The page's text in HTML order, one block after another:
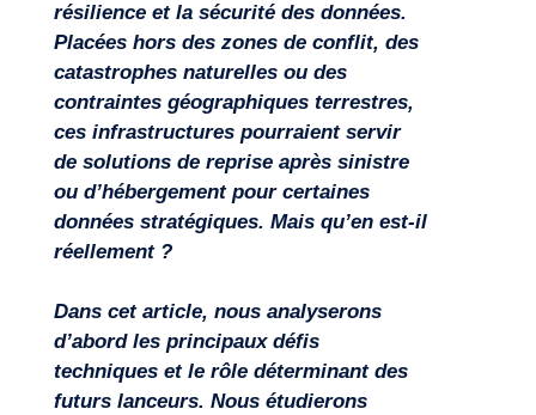
résilience et la sécurité des données.
Placées hors des zones de conflit, des
catastrophes naturelles ou des
contraintes géographiques terrestres,
ces infrastructures pourraient servir
de solutions de reprise après sinistre
ou d’hébergement pour certaines
données stratégiques. Mais qu’en est-il
réellement ?
Dans cet article, nous analyserons
d’abord les principaux défis
techniques et le rôle déterminant des
futurs lanceurs. Nous étudierons